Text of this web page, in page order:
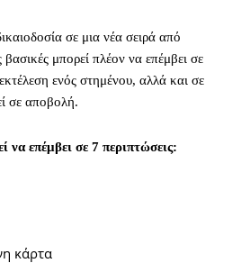
σε μια νέα σειρά από
μπορεί πλέον να επέμβει σε
ενός στημένου, αλλά και σε
σε αποβολή.
επέμβει σε 7 περιπτώσεις:
κάρτα